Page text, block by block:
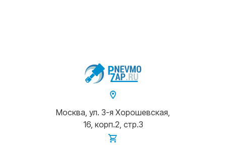
Москва, ул. 3-я Хорошевская,
16, корп.2, стр.3